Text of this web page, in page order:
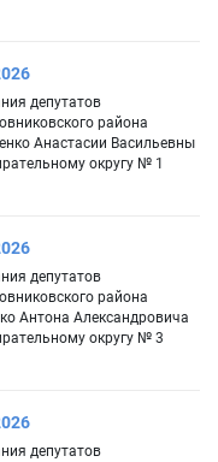
депутатов
района
Анастасии Васильевны
округу № 1
депутатов
района
Антона Александровича
округу № 3
депутатов